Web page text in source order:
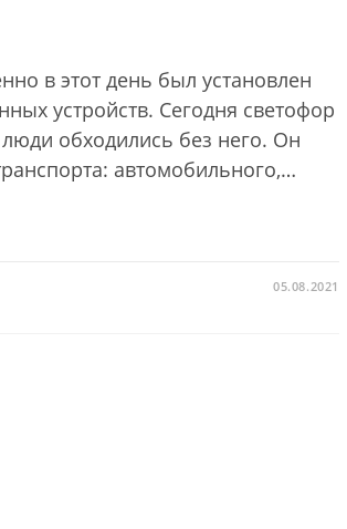
в этот день был установлен
устройств. Сегодня светофор
обходились без него. Он
автомобильного,…
05.08.2021